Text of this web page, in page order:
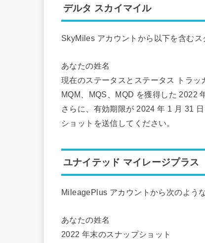
デルタ スカイマイル
SkyMiles アカウントから以下を含むス
あなたの姓名
現在のステータスとステータス トラ
MQM、MQS、MQD を獲得した 2022
さらに、有効期限が 2024 年 1 月 31
ショットを送信してください。
ユナイテッド マイレージプラス
MileagePlus アカウントから次のよう
あなたの姓名
2022 年末のスナップショット